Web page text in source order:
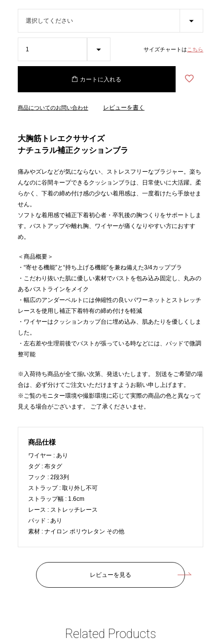
サイズチャートはこちら
カートに入れる
商品についてのお問い合わせ レビューを書く
大胸筋トレエクササイズ
ナチュラル補正クッションブラ
痛みやズレなどが気にならない、ストレスフリーなブラジャー。楽ち
んなのに谷間キープできるクッションブラは、日常使いに大活躍。柔
らかく、下着の締め付け感の少ない着用感は、一度着けたら手放せま
せん。
ソフトな着用感で補正下着初心者・卒乳後の胸つくりをサポートしま
す。バストアップや離れ胸、ワイヤーが痛くなりやすい方におすす
め。
＜商品概要＞
・“寄せる機能”と“持ち上げる機能”を兼ね備えた3/4カップブラ
・こだわり抜いた肌に優しい素材でバストを包み込み固定し、丸みの
あるバストラインをメイク
・幅広のアンダーベルトには伸縮性の良いパワーネットとストレッチ
レースを使用し補正下着特有の締め付けを軽減
・ワイヤーはクッションカップ台に埋め込み、肌あたりを優しくしま
した。
・左右差や生理前後でバストが張っている時などには、パッドで微調
整可能
※入荷待ち商品が全て揃い次第、発送いたします。 別送をご希望の場
合は、必ず分けてご注文いただけますようお願い申し上げます。
※ご覧のモニター環境や撮影環境に応じて実際の商品の色と異なって
見える場合がございます。 ご了承くださいませ。
商品仕様
ワイヤー
あり
タグ
布タグ
フック
2段3列
ストラップ
取り外し不可
ストラップ幅
1.6cm
レース
ストレッチレース
パッド
あり
素材
ナイロン ポリウレタン その他
レビューを見る